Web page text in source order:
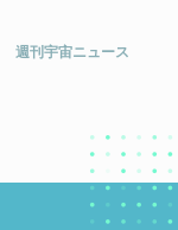
週刊宇宙ニュース